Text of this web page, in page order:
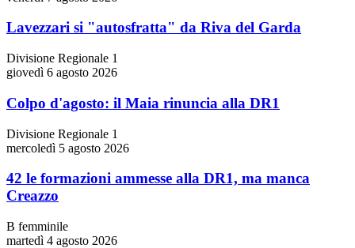
Lavezzari si "autosfratta" da Riva del Garda
Divisione Regionale 1
giovedì 6 agosto 2026
Colpo d'agosto: il Maia rinuncia alla DR1
Divisione Regionale 1
mercoledì 5 agosto 2026
42 le formazioni ammesse alla DR1, ma manca
Creazzo
B femminile
martedì 4 agosto 2026